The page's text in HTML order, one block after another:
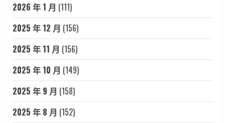
2026 年 1 月 (111)
2025 年 12 月 (156)
2025 年 11 月 (156)
2025 年 10 月 (149)
2025 年 9 月 (158)
2025 年 8 月 (152)